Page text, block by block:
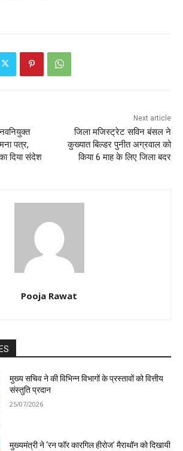
A
p
पत्र,
दिया संदेश
Next article
जिला मजिस्ट्रेट सविन बंसल ने
कुख्यात बिल्डर पुनीत अग्रवाल को
किया 6 माह के लिए जिला बदर
Pooja Rawat
मुख्य सचिव ने की विभिन्न विभागों के प्रस्तावों को वित्तीय
संस्तुति प्रदान
25/07/2026
मुख्यमंत्री ने ‘रन फॉर कारगिल हीरोज’ मैराथॉन को दिखायी